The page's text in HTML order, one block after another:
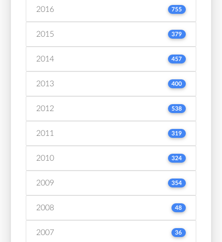
2016 755
2015 379
2014 457
2013 400
2012 538
2011 319
2010 324
2009 354
2008 48
2007 36